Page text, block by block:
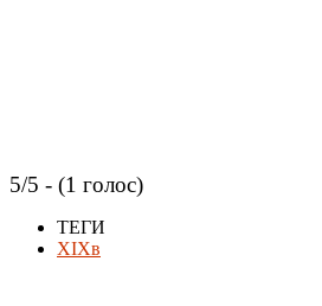
5/5 - (1 голос)
ТЕГИ
XIXв